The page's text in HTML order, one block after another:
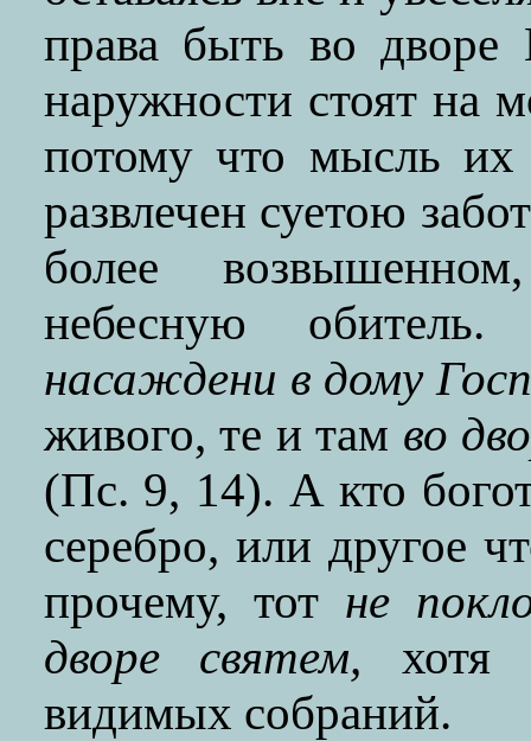
права быть во
наружности стоят на
потому что мысль
развлечен суетою
более
небесную
насаждени в дому
живого, те и там во
(Пс. 9, 14). А кто
серебро, или другое
прочему, тот не
дворе святем, хотя
видимых собраний.